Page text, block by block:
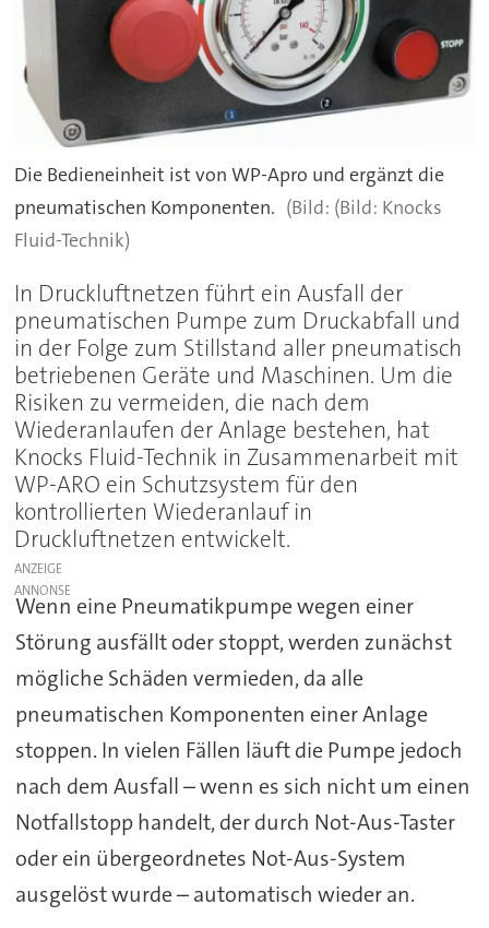
Die Bedieneinheit ist von WP-Apro und ergänzt die
pneumatischen Komponenten.
(Bild: Knocks
Fluid-Technik)
In Druckluftnetzen führt ein Ausfall der
pneumatischen Pumpe zum Druckabfall und
in der Folge zum Stillstand aller pneumatisch
betriebenen Geräte und Maschinen. Um die
Risiken zu vermeiden, die nach dem
Wiederanlaufen der Anlage bestehen, hat
Knocks Fluid-Technik in Zusammenarbeit mit
WP-ARO ein Schutzsystem für den
kontrollierten Wiederanlauf in
Druckluftnetzen entwickelt.
ANZEIGE
Wenn eine Pneumatikpumpe wegen einer
Störung ausfällt oder stoppt, werden zunächst
mögliche Schäden vermieden, da alle
pneumatischen Komponenten einer Anlage
stoppen. In vielen Fällen läuft die Pumpe jedoch
nach dem Ausfall – wenn es sich nicht um einen
Notfallstopp handelt, der durch Not-Aus-Taster
oder ein übergeordnetes Not-Aus-System
ausgelöst wurde – automatisch wieder an.